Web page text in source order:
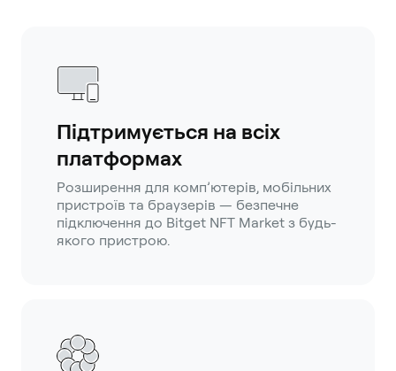
Підтримується на всіх
платформах
Розширення для комп’ютерів, мобільних
пристроїв та браузерів — безпечне
підключення до Bitget NFT Market з будь-
якого пристрою.